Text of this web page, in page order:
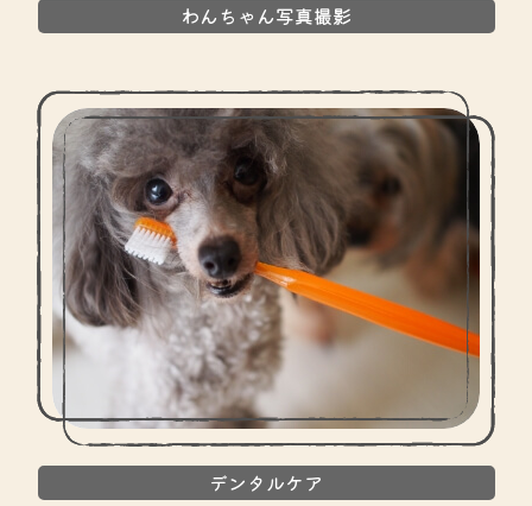
わんちゃん写真撮影
デンタルケア